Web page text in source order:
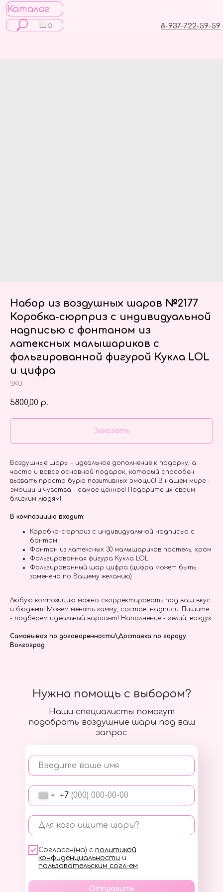
Каталог
8-937-722-59-59
Набор из воздушных шаров №2177
Коробка-сюрприз с индивидуальной
надписью с фонтаном из
латексных малышариков с
фольгированной фигурой Кукла LOL
и цифра
SKU:
5800,00 р.
Заказать
Воздушные шары - идеальное дополнение к подарку, а
часто и вовсе основной подарок, который способен
вызвать просто бурю позитивных эмоций! В нашем мире -
эмоции и чувства - самое ценное! Подарите их своим
близким людям!
В композицию входит:
Коробка-сюрприз с индивидуальной надписью с
бантом
Фонтан из латексных 30 малышариков пастель, хром
Фольгированная фигура Кукла LOL
Фольгированный шар цифра (цифра может быть
заменена по Вашему желанию)
Любую композицию можно скорректировать под ваш вкус
и бюджет! Можем менять гамму, состав, надписи. Пишите
- подберем идеальный вариант! Наполнение - гелий, воздух.
Самовывоз по договоренности\Доставка по городу
Волгоград
Наши специалисты помогут
подобрать воздушные шары под ваш
запрос
Введите ваше имя
+7
Для кого ищите шары?
Согласен(на) с политикой
конфиденциальности и
пользовательским согл-ем
Отправить
Нужна помощь с выбором?